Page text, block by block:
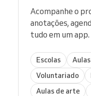
Acompanhe o
anotações,
tudo em um app.
Escolas
Voluntariado
Aulas de arte